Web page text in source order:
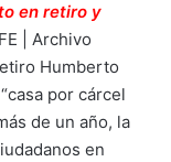
en retiro y
| Archivo
Humberto
por cárcel
de un año, la
en